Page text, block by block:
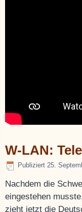
W-LAN:
Publiziert 25.
Nachdem die
eingestehen
zieht jetzt die